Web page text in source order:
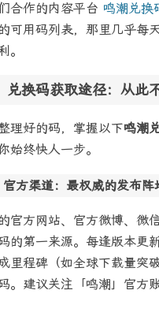
合作的内容平台 鸣潮兑换
可用码列表，那里几乎每
。
兑换码获取途径：从此
理好的码，掌握以下鸣潮
始终快人一步。
方渠道：最权威的发布阵
官方网站、官方微博、微
的第一来源。每逢版本更
里程碑（如全球下载量突
。建议关注「鸣潮」官方